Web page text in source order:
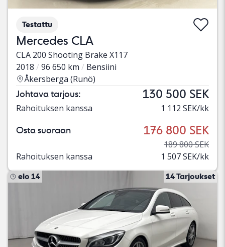
Testattu
Mercedes CLA
CLA 200 Shooting Brake X117
2018
96 650 km
Bensiini
Åkersberga (Runö)
Johtava tarjous: 130 500 SEK
Rahoituksen kanssa 1 112 SEK/kk
Osta suoraan 176 800 SEK
189 800 SEK
Rahoituksen kanssa
1 507 SEK/kk
elo 14 14 Tarjoukset